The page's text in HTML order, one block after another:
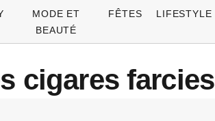
MODE ET
BEAUTÉ
FÊTES LIFESTYLE
cigares farcies